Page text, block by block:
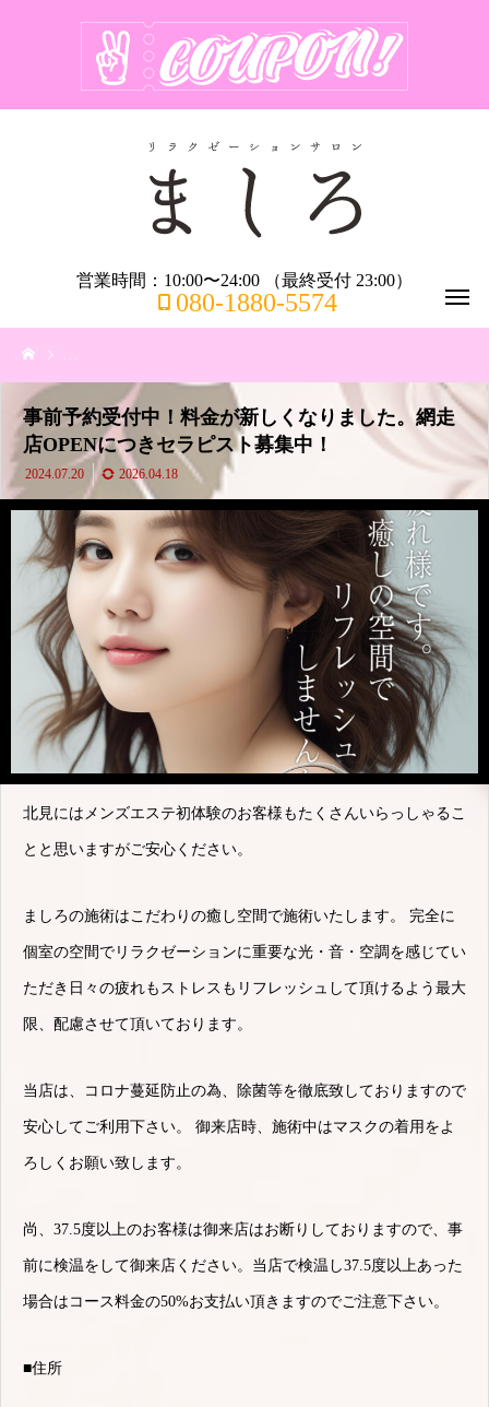
営業時間：10:00〜24:00 （最終受付 23:00）
080-1880-5574
事前予約受付中！料金が新しくなりました。網走店OPENにつきセラピ
事前予約受付中！料金が新しくなりました。網走
店OPENにつきセラピスト募集中！
2024.07.20 2026.04.18
北見にはメンズエステ初体験のお客様もたくさんいらっしゃるこ
とと思いますがご安心ください。
ましろの施術はこだわりの癒し空間で施術いたします。 完全に
個室の空間でリラクゼーションに重要な光・音・空調を感じてい
ただき日々の疲れもストレスもリフレッシュして頂けるよう最大
限、配慮させて頂いております。
当店は、コロナ蔓延防止の為、除菌等を徹底致しておりますので
安心してご利用下さい。 御来店時、施術中はマスクの着用をよ
ろしくお願い致します。
尚、37.5度以上のお客様は御来店はお断りしておりますので、事
前に検温をして御来店ください。当店で検温し37.5度以上あった
場合はコース料金の50%お支払い頂きますのでご注意下さい。
■住所